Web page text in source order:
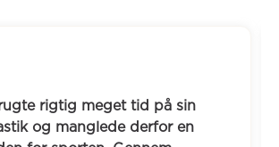
rigtig meget tid på sin
og manglede derfor en